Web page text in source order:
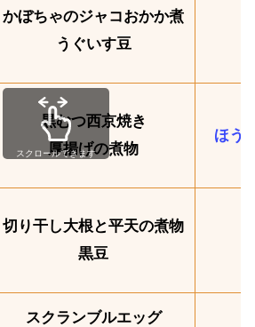
かぼちゃのジャコおかか煮
うぐいす豆
黒むつ西京焼き
厚揚げの煮物
ほう
切り干し大根と平天の煮物
黒豆
スクランブルエッグ
スクロールできます